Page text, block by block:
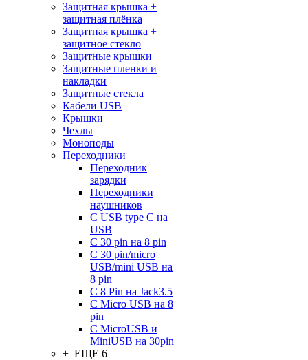
Защитная крышка +
защитная плёнка
Защитная крышка +
защитное стекло
Защитные крышки
Защитные пленки и
накладки
Защитные стекла
Кабели USB
Крышки
Чехлы
Моноподы
Переходники
Переходник
зарядки
Переходники
наушников
С USB type C на
USB
С 30 pin на 8 pin
С 30 pin/micro
USB/mini USB на
8 pin
С 8 Pin на Jack3.5
С Micro USB на 8
pin
С MicroUSB и
MiniUSB на 30pin
+ ЕЩЕ 6